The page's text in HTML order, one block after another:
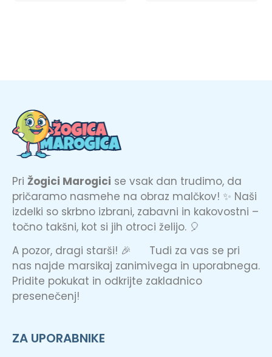
Pri Žogici Marogici se vsak dan trudimo, da
pričaramo nasmehe na obraz malčkov! ✨ Naši
izdelki so skrbno izbrani, zabavni in kakovostni –
točno takšni, kot si jih otroci želijo. 🎈
A pozor, dragi starši! 🎉 Tudi za vas se pri
nas najde marsikaj zanimivega in uporabnega.
Pridite pokukat in odkrijte zakladnico
presenečenj!
ZA UPORABNIKE